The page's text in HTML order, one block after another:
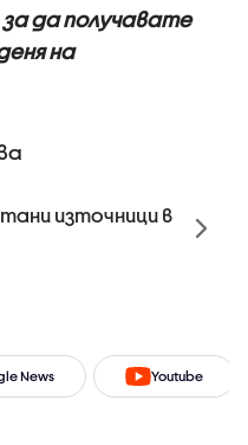
за да получавате
на
източници в
News Youtube